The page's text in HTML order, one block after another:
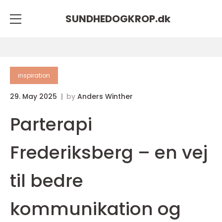
SUNDHEDOGKROP.dk
inspiration
29. May 2025 by Anders Winther
Parterapi
Frederiksberg – en vej
til bedre
kommunikation og